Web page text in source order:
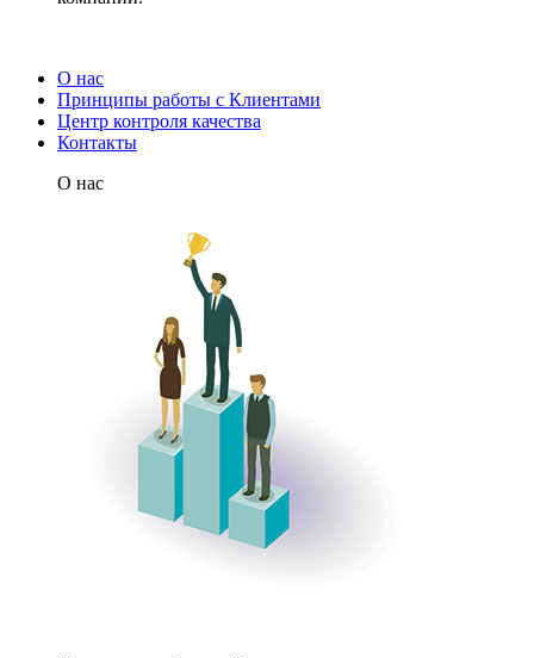
О нас
Принципы работы с Клиентами
Центр контроля качества
Контакты
О нас